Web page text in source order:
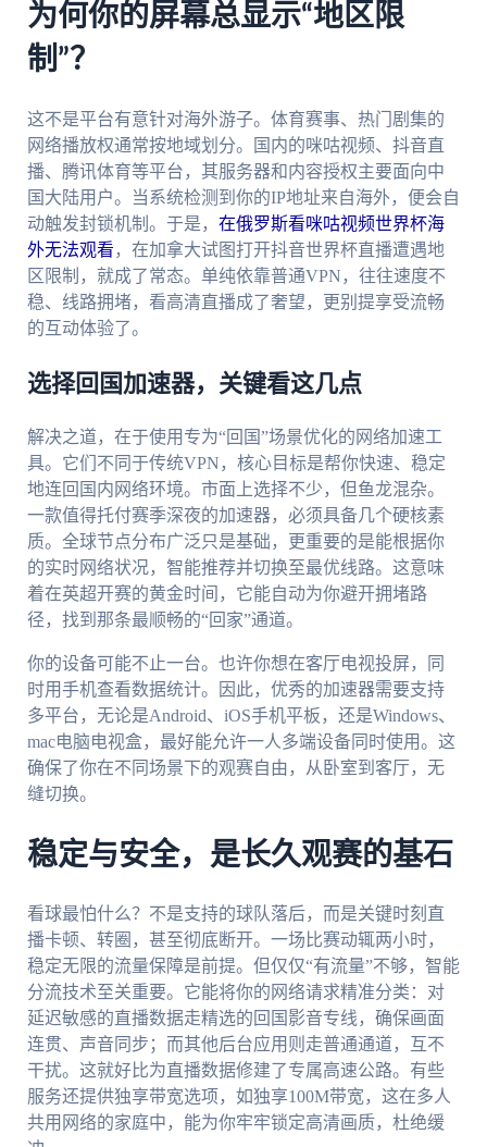
为何你的屏幕总显示“地区限
制”？
这不是平台有意针对海外游子。体育赛事、热门剧集的
网络播放权通常按地域划分。国内的咪咕视频、抖音直
播、腾讯体育等平台，其服务器和内容授权主要面向中
国大陆用户。当系统检测到你的IP地址来自海外，便会自
动触发封锁机制。于是， 在俄罗斯看咪咕视频世界杯海
外无法观看 ，在加拿大试图打开抖音世界杯直播遭遇地
区限制，就成了常态。单纯依靠普通VPN，往往速度不
稳、线路拥堵，看高清直播成了奢望，更别提享受流畅
的互动体验了。
选择回国加速器，关键看这几点
解决之道，在于使用专为“回国”场景优化的网络加速工
具。它们不同于传统VPN，核心目标是帮你快速、稳定
地连回国内网络环境。市面上选择不少，但鱼龙混杂。
一款值得托付赛季深夜的加速器，必须具备几个硬核素
质。全球节点分布广泛只是基础，更重要的是能根据你
的实时网络状况，智能推荐并切换至最优线路。这意味
着在英超开赛的黄金时间，它能自动为你避开拥堵路
径，找到那条最顺畅的“回家”通道。
你的设备可能不止一台。也许你想在客厅电视投屏，同
时用手机查看数据统计。因此，优秀的加速器需要支持
多平台，无论是Android、iOS手机平板，还是Windows、
mac电脑电视盒，最好能允许一人多端设备同时使用。这
确保了你在不同场景下的观赛自由，从卧室到客厅，无
缝切换。
稳定与安全，是长久观赛的基石
看球最怕什么？不是支持的球队落后，而是关键时刻直
播卡顿、转圈，甚至彻底断开。一场比赛动辄两小时，
稳定无限的流量保障是前提。但仅仅“有流量”不够，智能
分流技术至关重要。它能将你的网络请求精准分类：对
延迟敏感的直播数据走精选的回国影音专线，确保画面
连贯、声音同步；而其他后台应用则走普通通道，互不
干扰。这就好比为直播数据修建了专属高速公路。有些
服务还提供独享带宽选项，如独享100M带宽，这在多人
共用网络的家庭中，能为你牢牢锁定高清画质，杜绝缓